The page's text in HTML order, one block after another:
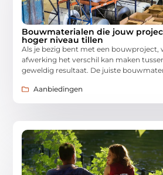
Bouwmaterialen die jouw
hoger niveau tillen
Als je bezig bent met een bouwproject,
afwerking het verschil kan maken
geweldig resultaat. De juiste
Aanbiedingen